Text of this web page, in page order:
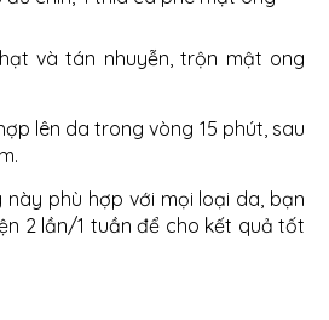
và tán nhuyễn, trộn mật ong
lên da trong vòng 15 phút, sau
phù hợp với mọi loại da, bạn
2 lần/1 tuần để cho kết quả tốt